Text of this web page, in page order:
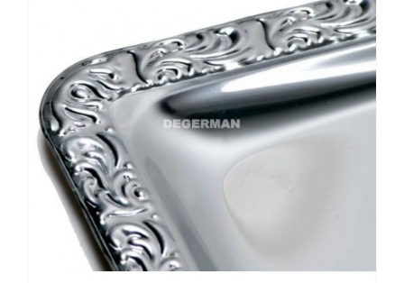
Food Service y Vending
91 629 17 10